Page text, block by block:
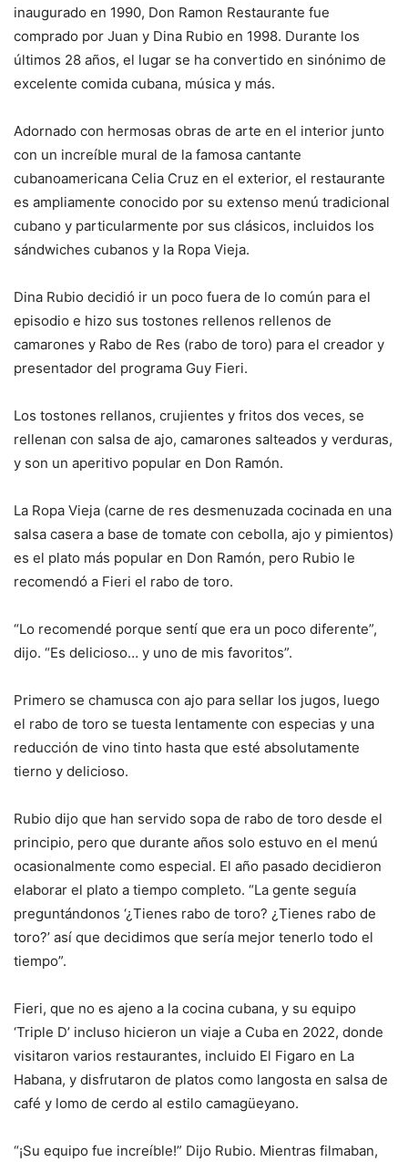
inaugurado en 1990, Don Ramon Restaurante fue
comprado por Juan y Dina Rubio en 1998. Durante los
últimos 28 años, el lugar se ha convertido en sinónimo de
excelente comida cubana, música y más.
Adornado con hermosas obras de arte en el interior junto
con un increíble mural de la famosa cantante
cubanoamericana Celia Cruz en el exterior, el restaurante
es ampliamente conocido por su extenso menú tradicional
cubano y particularmente por sus clásicos, incluidos los
sándwiches cubanos y la Ropa Vieja.
Dina Rubio decidió ir un poco fuera de lo común para el
episodio e hizo sus tostones rellenos rellenos de
camarones y Rabo de Res (rabo de toro) para el creador y
presentador del programa Guy Fieri.
Los tostones rellanos, crujientes y fritos dos veces, se
rellenan con salsa de ajo, camarones salteados y verduras,
y son un aperitivo popular en Don Ramón.
La Ropa Vieja (carne de res desmenuzada cocinada en una
salsa casera a base de tomate con cebolla, ajo y pimientos)
es el plato más popular en Don Ramón, pero Rubio le
recomendó a Fieri el rabo de toro.
“Lo recomendé porque sentí que era un poco diferente”,
dijo. “Es delicioso… y uno de mis favoritos”.
Primero se chamusca con ajo para sellar los jugos, luego
el rabo de toro se tuesta lentamente con especias y una
reducción de vino tinto hasta que esté absolutamente
tierno y delicioso.
Rubio dijo que han servido sopa de rabo de toro desde el
principio, pero que durante años solo estuvo en el menú
ocasionalmente como especial. El año pasado decidieron
elaborar el plato a tiempo completo. “La gente seguía
preguntándonos ‘¿Tienes rabo de toro? ¿Tienes rabo de
toro?’ así que decidimos que sería mejor tenerlo todo el
tiempo”.
Fieri, que no es ajeno a la cocina cubana, y su equipo
‘Triple D’ incluso hicieron un viaje a Cuba en 2022, donde
visitaron varios restaurantes, incluido El Figaro en La
Habana, y disfrutaron de platos como langosta en salsa de
café y lomo de cerdo al estilo camagüeyano.
“¡Su equipo fue increíble!” Dijo Rubio. Mientras filmaban,